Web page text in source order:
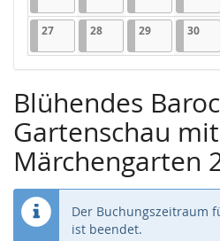
2727.07.2026
1 Veranstaltung
2828.07.2026
1 Veranstaltung
2929.07.2026
1 301
Blühendes
Gartenschau mit
Märchengarten
Der Buchungszeitraum
ist beendet.